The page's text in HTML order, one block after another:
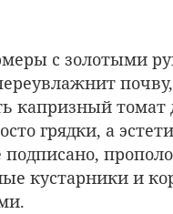
с золотыми
капризный
грядки, а
подписано,
кустарники и